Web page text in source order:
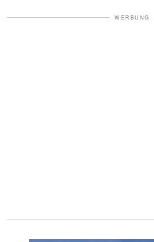
WERBUNG